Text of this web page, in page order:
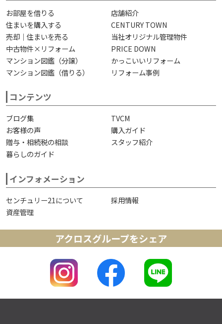
お部屋を借りる
店舗紹介
住まいを購入する
CENTURY TOWN
売却｜住まいを売る
当社オリジナル管理物件
中古物件×リフォーム
PRICE DOWN
マンション図鑑（分譲）
かっこいいリフォーム
マンション図鑑（借りる）
リフォーム事例
コンテンツ
ブログ集
TVCM
お客様の声
購入ガイド
贈与・相続税の相談
スタッフ紹介
暮らしのガイド
インフォメーション
センチュリー21について
採用情報
資産管理
アクロスグループをシェア